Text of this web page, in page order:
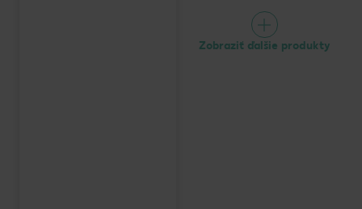
Zobraziť ďalšie produkty